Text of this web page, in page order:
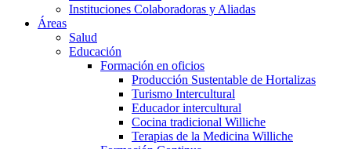
Instituciones Colaboradoras y Aliadas
Áreas
Salud
Educación
Formación en oficios
Producción Sustentable de Hortalizas
Turismo Intercultural
Educador intercultural
Cocina tradicional Williche
Terapias de la Medicina Williche